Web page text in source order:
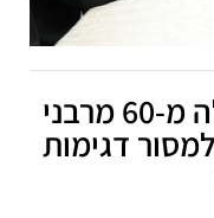
“הצלת נפשות”: למעלה מ-60 מרבני
דגימות